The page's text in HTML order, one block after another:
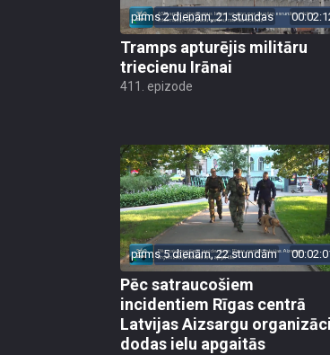
pirms 2 dienām, 21 stundas
Tramps apturējis militāru
triecienu Irānai
411. epizode
pirms 5 dienām, 22 stundām
Pēc satraucošiem
incidentiem Rīgas centrā
Latvijas Aizsargu
dodas ielu apgaitās